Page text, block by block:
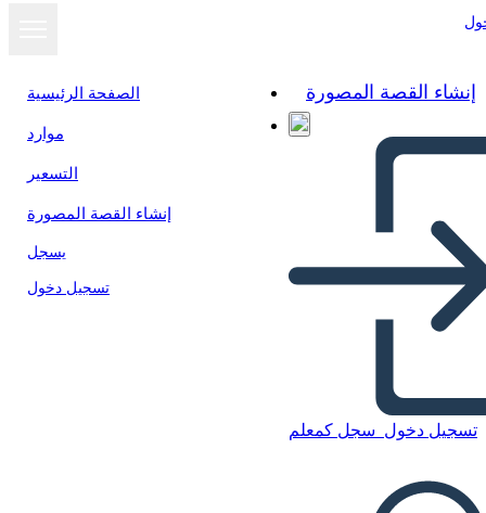
الصفحة الرئيسية
موارد
التسعير
إنشاء القصة المصورة
يسجل
تسجيل دخول
إنشاء القصة المصورة
تسجيل دخول سجل كمعلم
User Flow-Wireframe-3